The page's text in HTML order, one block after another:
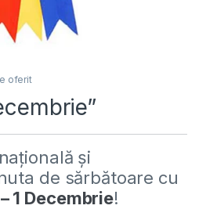
oferit
și
de sărbătoare cu
– 1 Decembrie!